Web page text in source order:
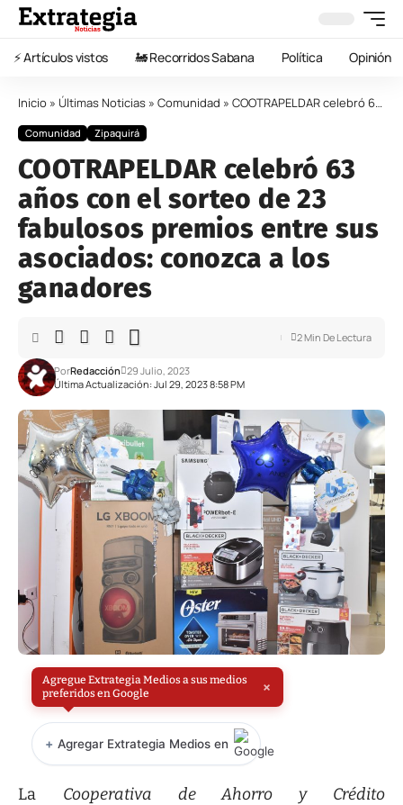
⚡️ Artículos vistos 🚂 Recorridos Sabana Política Opinión
Inicio » Últimas Noticias » Comunidad » COOTRAPELDAR celebró 63 años con el sorteo de 23 fabulosos premios entre sus asociados: conozca a los ganadores
Comunidad Zipaquirá
COOTRAPELDAR celebró 63
años con el sorteo de 23
fabulosos premios entre sus
asociados: conozca a los
ganadores
Última Actualización: Jul 29, 2023 8:58 PM
PorRedacción 29 Julio, 2023
2 Min De Lectura
Agregue Extrategia Medios a sus medios
preferidos en Google
×
+ Agregar Extrategia Medios en
La Cooperativa de Ahorro y Crédito